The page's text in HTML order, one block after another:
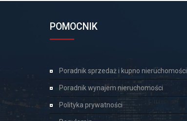
POMOCNIK
Poradnik sprzedaż i kupno nieruchomości
Poradnik wynajem nieruchomości
Polityka prywatności